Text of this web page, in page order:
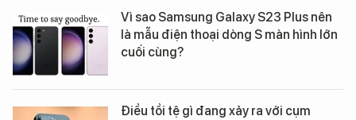
Vì sao Samsung Galaxy S23 Plus nên
là mẫu điện thoại dòng S màn hình lớn
cuối cùng?
Điều tồi tệ gì đang xảy ra với cụm